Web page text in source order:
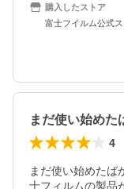
購入したストア
富士フイルム公式
4
まだ使い始めたば
士フィルムの製品